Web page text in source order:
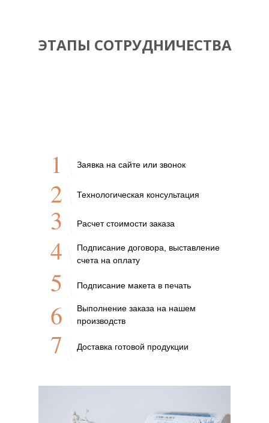
ЭТАПЫ СОТРУДНИЧЕСТВА
Заявка на сайте или звонок
Технологическая консультация
Расчет стоимости заказа
Подписание договора, выставление
счета на оплату
Подписание макета в печать
Выполнение заказа на нашем
производств
Доставка готовой продукции
1
2
3
4
5
6
7